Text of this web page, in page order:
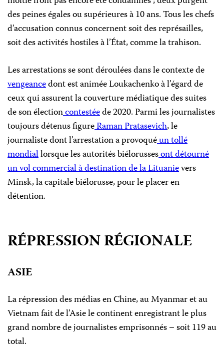
des peines égales ou supérieures à 10 ans. Tous les chefs
d’accusation connus concernent soit des représailles,
soit des activités hostiles à l’État, comme la trahison.
Les arrestations se sont déroulées dans le contexte de
vengeancedont est animée Loukachenko à l’égard de
ceux qui assurent la couverture médiatique des suites
de son électioncontestéede 2020. Parmi les journalistes
toujours détenus figureRaman Pratasevich, le
journaliste dont l’arrestation a provoquéun tollé
mondiallorsque les autorités biélorussesont détourné
un vol commercial à destination de la Lituanievers
Minsk, la capitale biélorusse, pour le placer en
détention.
RÉPRESSION RÉGIONALE
ASIE
La répression des médias en Chine, au Myanmar et au
Vietnam fait de l’Asie le continent enregistrant le plus
grand nombre de journalistes emprisonnés – soit 119 au
total.